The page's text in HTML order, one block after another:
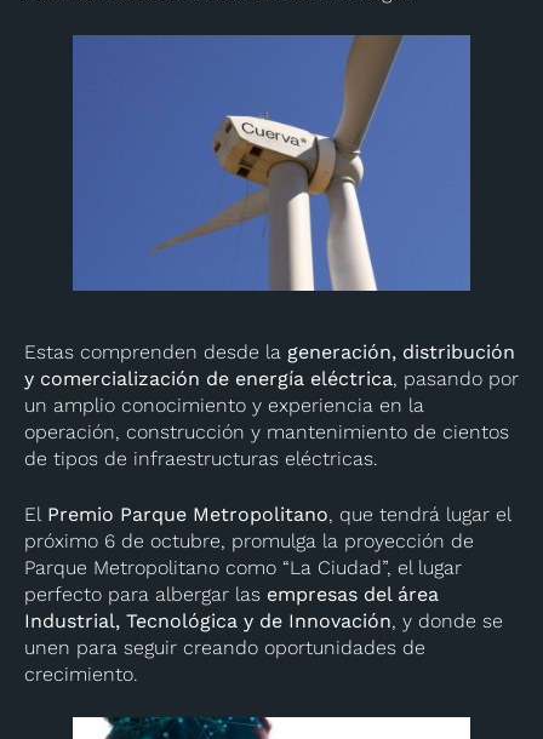
Estas comprenden desde la generación, distribución
y comercialización de energía eléctrica, pasando por
un amplio conocimiento y experiencia en la
operación, construcción y mantenimiento de cientos
de tipos de infraestructuras eléctricas.
El Premio Parque Metropolitano, que tendrá lugar el
próximo 6 de octubre, promulga la proyección de
Parque Metropolitano como “La Ciudad”, el lugar
perfecto para albergar las empresas del área
Industrial, Tecnológica y de Innovación, y donde se
unen para seguir creando oportunidades de
crecimiento.